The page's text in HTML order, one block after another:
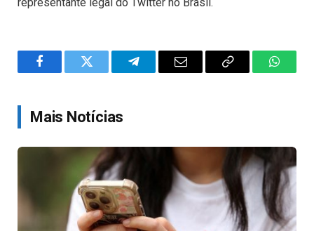
FacebookTwitter TelegramEmail
Copy
Mais Notícias